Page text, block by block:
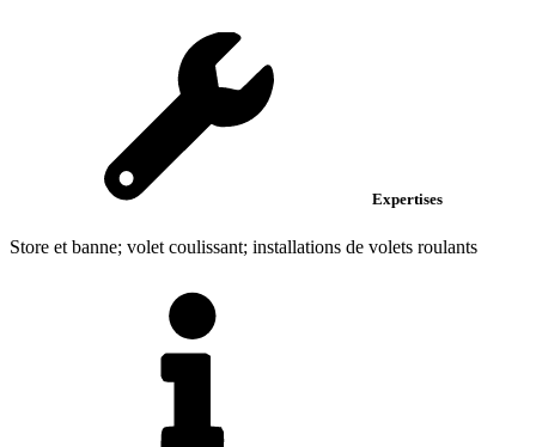
Expertises
Store et banne; volet coulissant; installations de volets roulants